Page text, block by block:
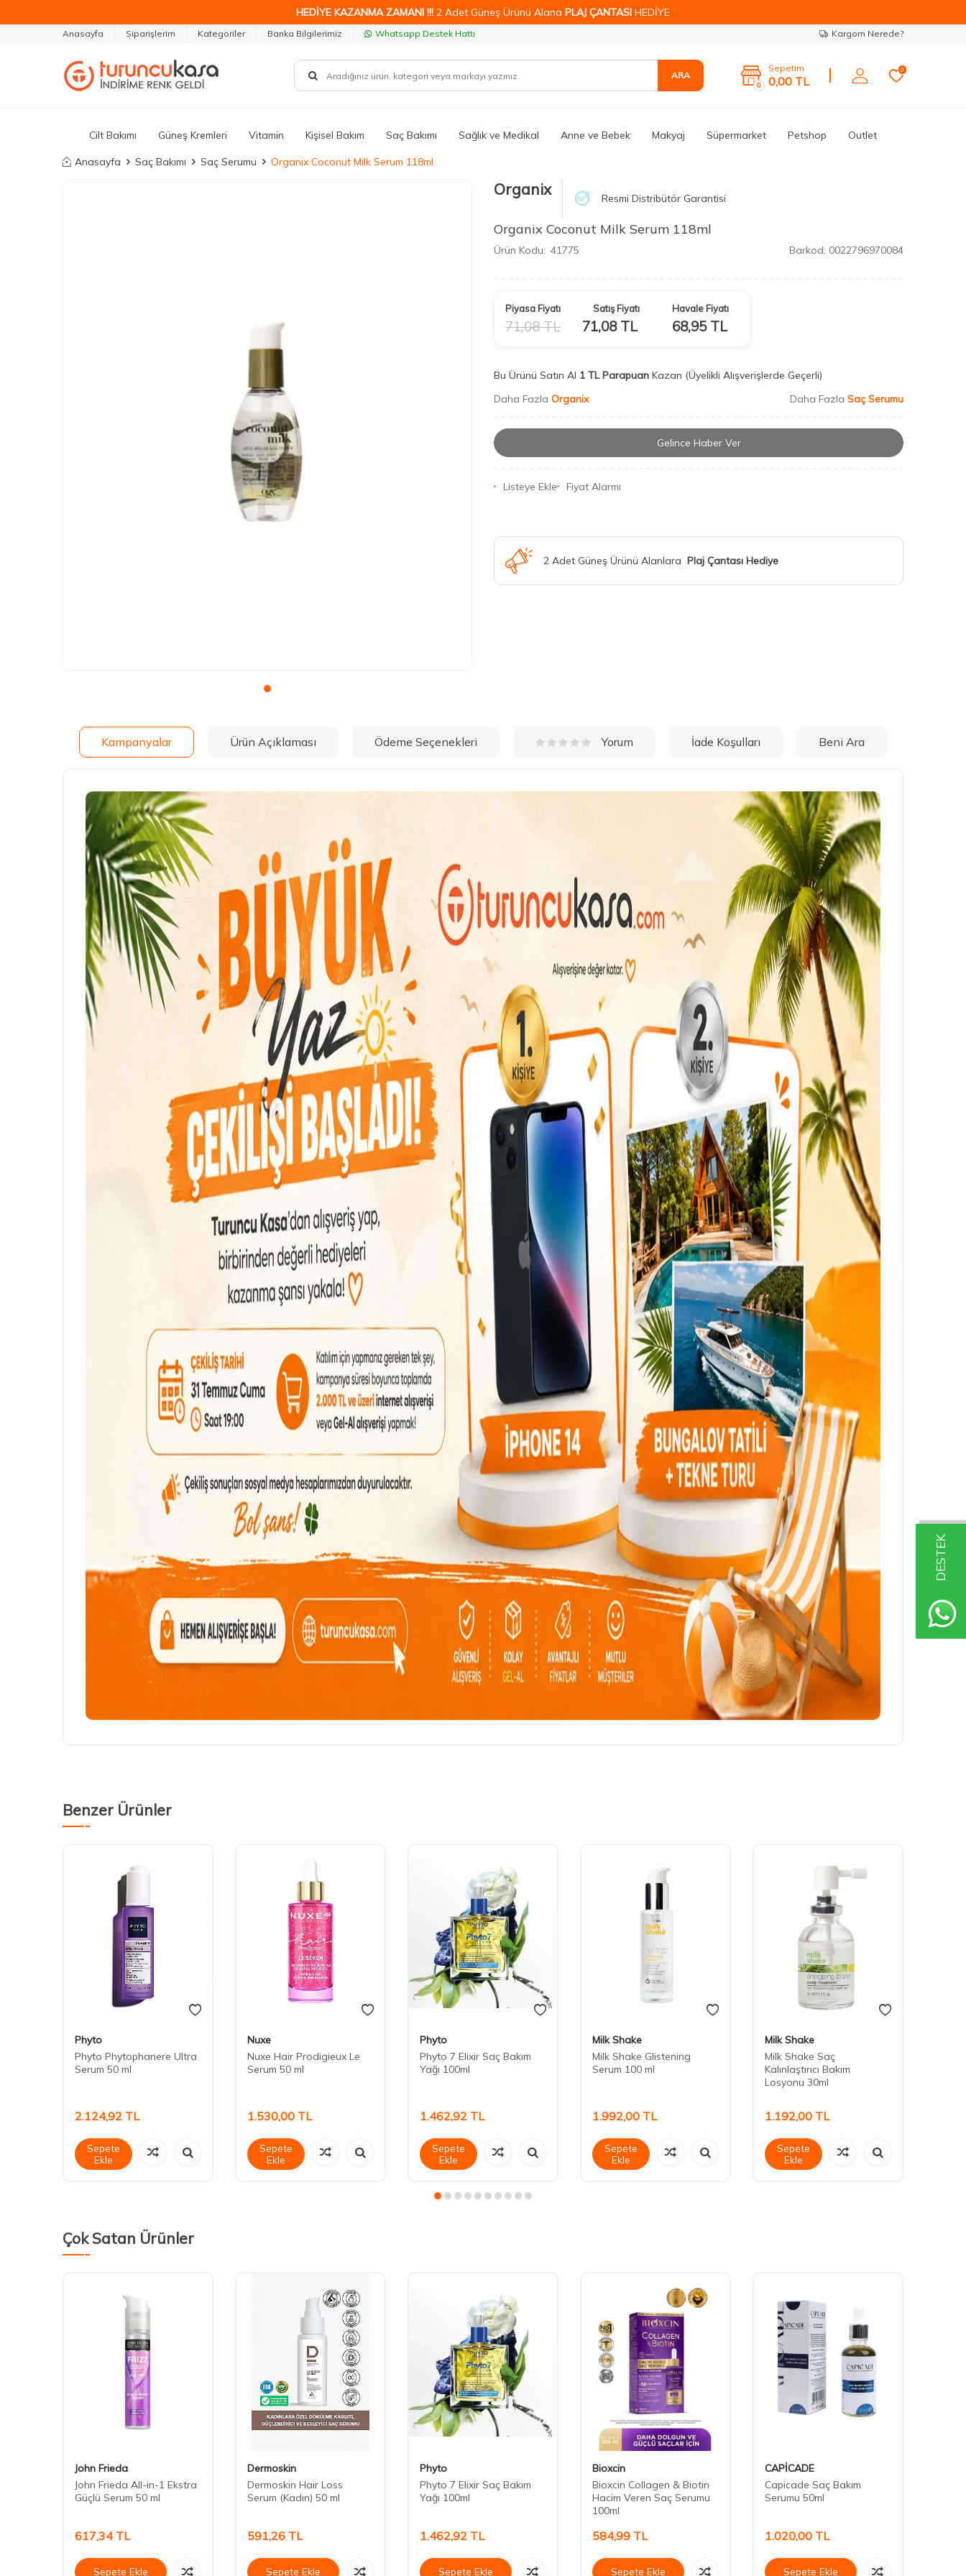
DESTEK
HEDİYE KAZANMA ZAMANI !!! 2 Adet Güneş Ürünü Alana PLAJ ÇANTASI HEDİYE
Anasayfa Siparişlerim Kategoriler Banka Bilgilerimiz Whatsapp Destek Hattı Kargom Nerede?
ARA
0
Sepetim
0,00 TL
0
Cilt Bakımı Güneş Kremleri Vitamin Kişisel Bakım Saç Bakımı Sağlık ve Medikal Anne ve Bebek Makyaj Süpermarket Petshop Outlet
Anasayfa Saç Bakımı Saç Serumu Organix Coconut Milk Serum 118ml
Organix Resmi Distribütör Garantisi
Organix Coconut Milk Serum 118ml
Ürün Kodu: 41775 Barkod: 0022796970084
Piyasa Fiyatı
71,08TL
Satış Fiyatı
71,08TL
Havale Fiyatı
68,95TL
Bu Ürünü Satın Al 1 TL Parapuan Kazan (Üyelikli Alışverişlerde Geçerli)
Daha Fazla Organix Daha Fazla Saç Serumu
Gelince Haber Ver
Listeye Ekle Fiyat Alarmı
2 Adet Güneş Ürünü Alanlara Plaj Çantası Hediye
Kampanyalar Ürün Açıklaması Ödeme Seçenekleri Yorum İade Koşulları Beni Ara
Benzer Ürünler
Phyto
Phyto Phytophanere Ultra
Serum 50 ml
2.124,92 TL
Sepete
Ekle
Nuxe
Nuxe Hair Prodigieux Le
Serum 50 ml
1.530,00 TL
Sepete
Ekle
Phyto
Phyto 7 Elixir Saç Bakım
Yağı 100ml
1.462,92 TL
Sepete
Ekle
Milk Shake
Milk Shake Glistening
Serum 100 ml
1.992,00 TL
Sepete
Ekle
Milk Shake
Milk Shake Saç
Kalınlaştırıcı Bakım
Losyonu 30ml
1.192,00 TL
Sepete
Ekle
Çok Satan Ürünler
John Frieda
John Frieda All-in-1 Ekstra
Güçlü Serum 50 ml
617,34TL
Sepete Ekle
Dermoskin
Dermoskin Hair Loss
Serum (Kadın) 50 ml
591,26 TL
Sepete Ekle
Phyto
Phyto 7 Elixir Saç Bakım
Yağı 100ml
1.462,92 TL
Sepete Ekle
Bioxcin
Bioxcin Collagen & Biotin
Hacim Veren Saç Serumu
100ml
584,99 TL
Sepete Ekle
CAPİCADE
Capicade Saç Bakım
Serumu 50ml
1.020,00 TL
Sepete Ekle